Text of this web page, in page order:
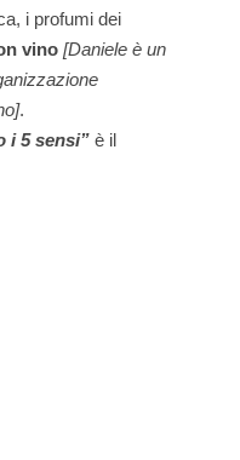
i profumi dei
vino [Daniele è un
.
i 5 sensi” è il